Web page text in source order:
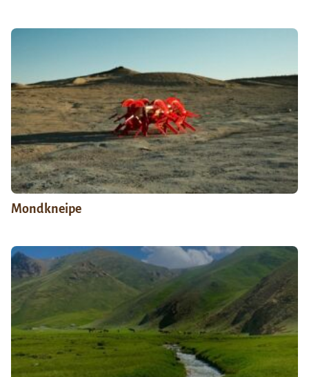
Mondkneipe